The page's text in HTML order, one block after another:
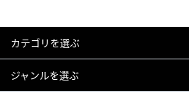
カテゴリを選ぶ
ジャンルを選ぶ